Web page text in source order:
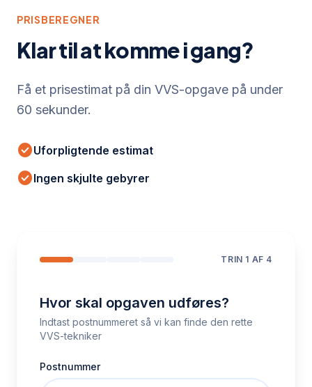
PRISBEREGNER
Klar til at komme i gang?
Få et prisestimat på din VVS-opgave på under
60 sekunder.
check_circleUforpligtende estimat
check_circleIngen skjulte gebyrer
TRIN 1 AF 4
Hvor skal opgaven udføres?
Indtast postnummeret så vi kan finde den rette
VVS-tekniker
Postnummer